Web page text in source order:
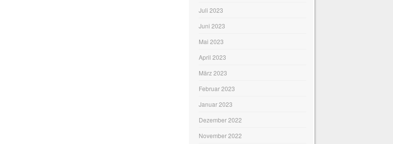
Juli 2023
Juni 2023
Mai 2023
April 2023
März 2023
Februar 2023
Januar 2023
Dezember 2022
November 2022